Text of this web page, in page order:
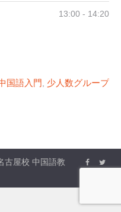
13:00 - 14:20
国語入門 少人数グループ
屋校 中国語教